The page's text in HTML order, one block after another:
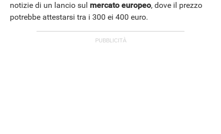
notizie di un lancio sul mercato europeo, dove il prezzo
potrebbe attestarsi tra i 300 ei 400 euro.